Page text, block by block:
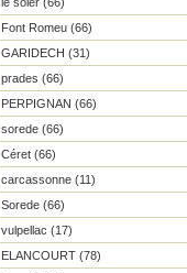
Font Romeu (66)
GARIDECH (31)
prades (66)
PERPIGNAN (66)
sorede (66)
Céret (66)
carcassonne (11)
Sorede (66)
vulpellac (17)
ELANCOURT (78)